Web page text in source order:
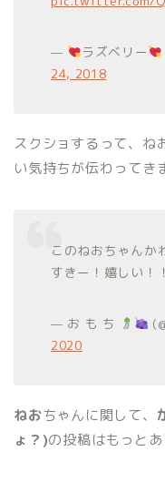
— ラズベリー
24, 2018
スクショするって、ね
い気持ちが伝わってき
このねおちゃんか
すきー！嬉しい！！
— お も ち
2020
ねおちゃんに関して、
ょ？)の投稿はもっとあ